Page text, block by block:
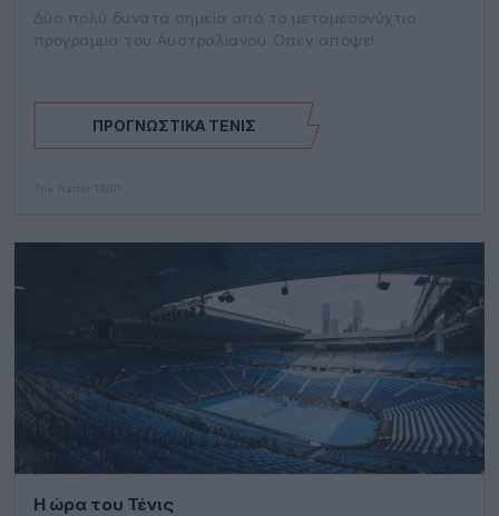
Δύο πολύ δυνατά σημεία από το μεταμεσονύχτιο
πρόγραμμα του Αυστραλιανού Όπεν απόψε!
ΠΡΟΓΝΩΣΤΙΚΆ ΤΈΝΙΣ
Η ώρα του Τένις